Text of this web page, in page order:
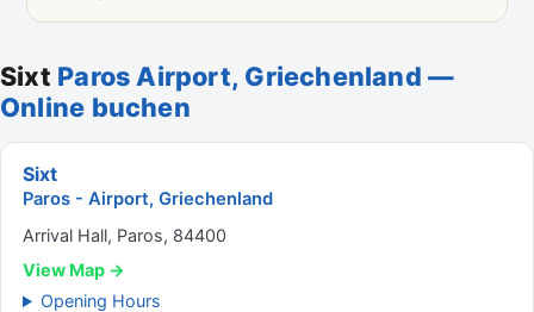
Sixt Paros Airport, Griechenland —
Online buchen
Sixt
Paros - Airport, Griechenland
Arrival Hall, Paros, 84400
View Map →
Opening Hours